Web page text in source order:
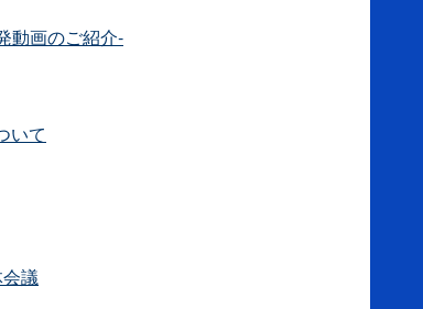
動画のご紹介‐
いて
議